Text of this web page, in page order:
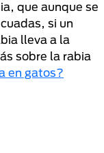
que aunque se
si un
lleva a la
sobre la rabia
en gatos?